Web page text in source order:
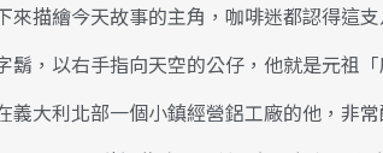
來描繪今天故事的主角，咖啡迷都認得這
鬍，以右手指向天空的公仔，他就是元
義大利北部一個小鎮經營鋁工廠的他，非